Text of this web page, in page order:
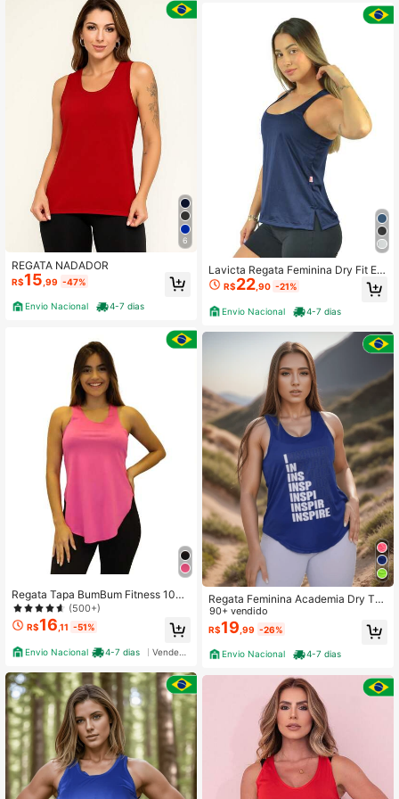
6
REGATA NADADOR
R$15 ,99 -47%
Envio Nacional 4-7 dias
Regata Tapa BumBum Fitness 1082
6
(500+)
R$16 ,11 -51%
Envio Nacional 4-7 dias
Lavicta Regata Feminina Dry Fit Es
portiva Costas Nadador Com Microf
uros - RE03
R$22,90 -21%
Envio Nacional 4-7 dias
Regata Feminina Academia Dry Tap
a Bumbum Inspired Moda Fitness A
cademia Esportiva Treino Corrida C
aminhada e Casual Carnaval
90+ vendido
R$19 ,99 -26%
Envio Nacional 4-7 dias